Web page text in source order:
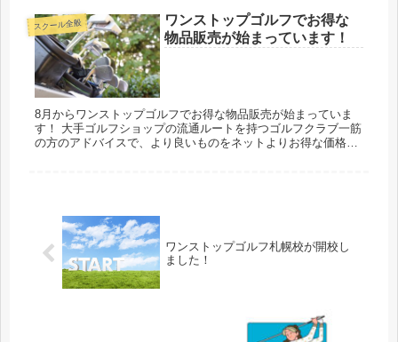
スクール全般
ワンストップゴルフでお得な
物品販売が始まっています！
8月からワンストップゴルフでお得な物品販売が始まっていま
す！ 大手ゴルフショップの流通ルートを持つゴルフクラブ一筋
の方のアドバイスで、より良いものをネットよりお得な価格で
ワンストップゴルフ札幌校が開校し
ました！